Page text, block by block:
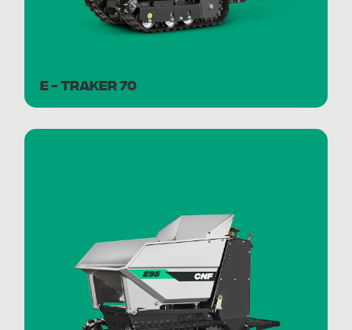
E - TRAKER 70